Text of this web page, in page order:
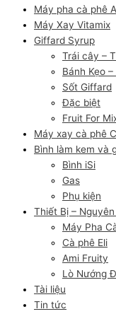
Máy pha cà phê
Máy Xay Vitamix
Giffard Syrup
Trái cây –
Bánh Kẹo
Sốt Giffard
Đặc biệt
Fruit For
Máy xay cà phê
Bình làm kem và
Bình iSi
Gas
Phụ kiện
Thiết Bị –
Máy Pha
Cà phê Eli
Ami Fruity
Lò Nướng
Tài liệu
Tin tức